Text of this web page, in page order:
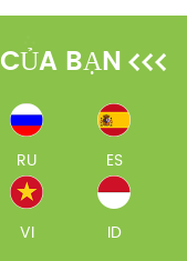
BẠN
RU ES
VI ID